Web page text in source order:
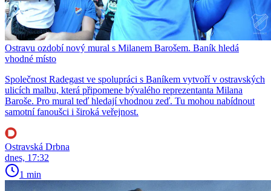
Ostravu ozdobí nový mural s Milanem Barošem. Baník hledá
vhodné místo
Společnost Radegast ve spolupráci s Baníkem vytvoří v ostravských
ulicích malbu, která připomene bývalého reprezentanta Milana
Baroše. Pro mural teď hledají vhodnou zeď. Tu mohou nabídnout
samotní fanoušci i široká veřejnost.
Ostravská Drbna
dnes, 17:32
1 min